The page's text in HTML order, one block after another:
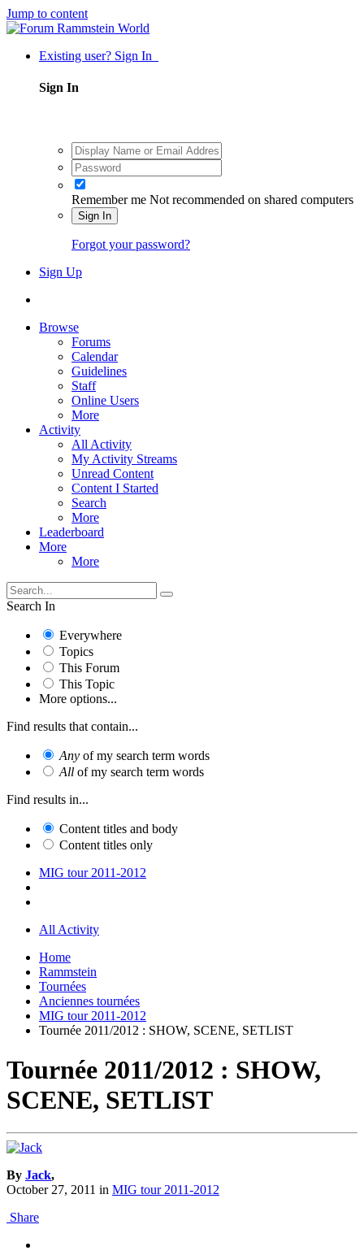
Jump to content
Existing user? Sign In
Sign In
Remember me Not recommended on shared computers
Sign In
Forgot your password?
Sign Up
Browse
Forums
Calendar
Guidelines
Staff
Online Users
More
Activity
All Activity
My Activity Streams
Unread Content
Content I Started
Search
More
Leaderboard
More
More
Search In
Everywhere
Topics
This Forum
This Topic
More options...
Find results that contain...
Any of my search term words
All of my search term words
Find results in...
Content titles and body
Content titles only
MIG tour 2011-2012
All Activity
Home
Rammstein
Tournées
Anciennes tournées
MIG tour 2011-2012
Tournée 2011/2012 : SHOW, SCENE, SETLIST
Tournée 2011/2012 : SHOW,
SCENE, SETLIST
By Jack,
October 27, 2011 in MIG tour 2011-2012
Share